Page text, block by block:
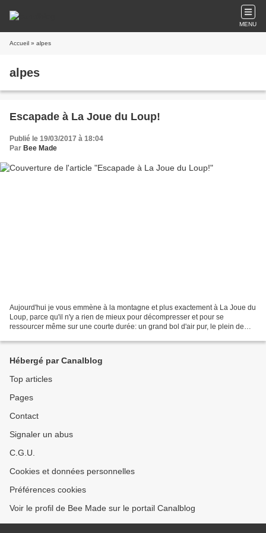
MENU
Accueil » alpes
alpes
Escapade à La Joue du Loup!
Publié le 19/03/2017 à 18:04
Par Bee Made
Aujourd'hui je vous emmène à la montagne et plus exactement à La Joue du
Loup, parce qu'il n'y a rien de mieux pour décompresser et pour se
ressourcer même sur une courte durée: un grand bol d'air pur, le plein de
Hébergé par Canalblog
Top articles
Pages
Contact
Signaler un abus
C.G.U.
Cookies et données personnelles
Préférences cookies
Voir le profil de Bee Made sur le portail Canalblog